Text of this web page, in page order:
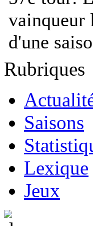
vainqueur
d'une
Rubriques
Saisons
Lexique
Jeux